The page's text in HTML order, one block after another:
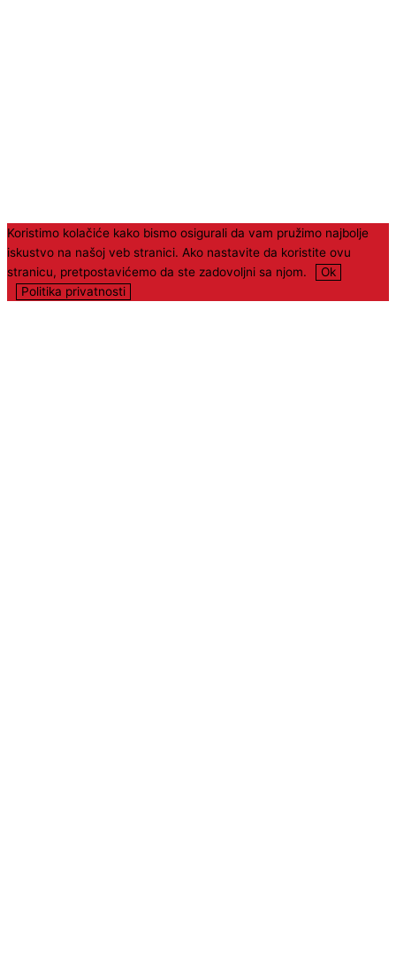
Koristimo kolačiće kako bismo osigurali da vam pružimo najbolje
iskustvo na našoj veb stranici. Ako nastavite da koristite ovu
stranicu, pretpostavićemo da ste zadovoljni sa njom.
Ok
Politika privatnosti